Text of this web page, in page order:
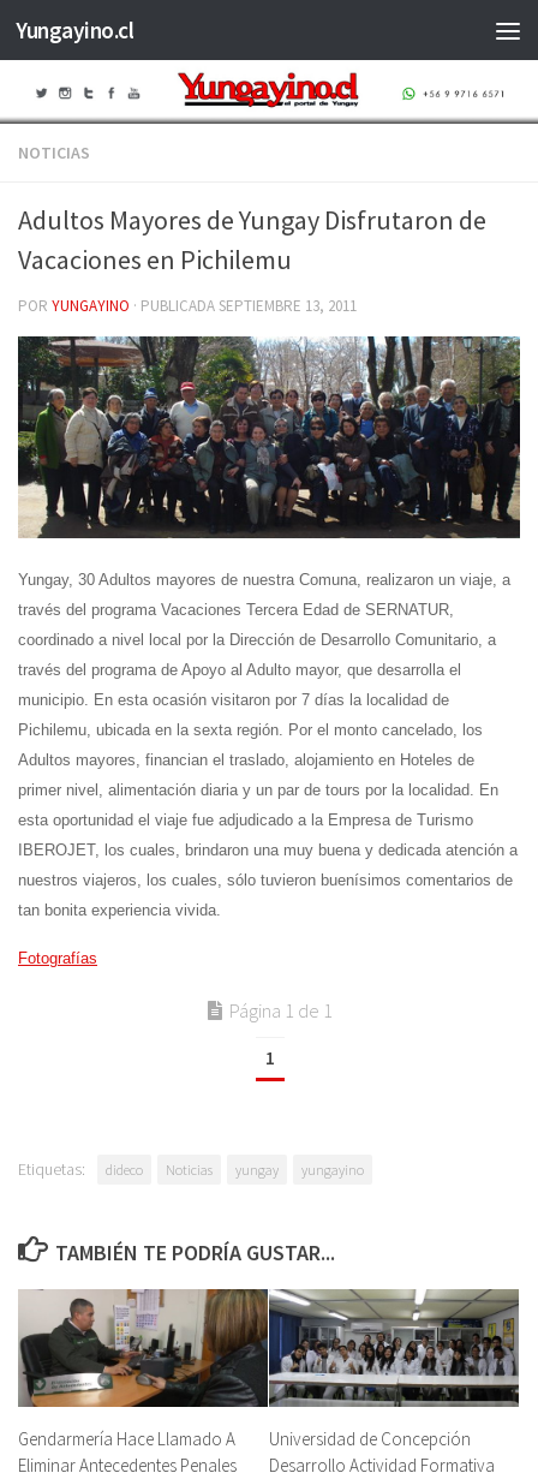
Saltar al contenido
Yungayino.cl
NOTICIAS
Adultos Mayores de Yungay Disfrutaron de
Vacaciones en Pichilemu
POR YUNGAYINO · PUBLICADASEPTIEMBRE 13, 2011
Yungay, 30 Adultos mayores de nuestra Comuna, realizaron un viaje, a
través del programa Vacaciones Tercera Edad de SERNATUR,
coordinado a nivel local por la Dirección de Desarrollo Comunitario, a
través del programa de Apoyo al Adulto mayor, que desarrolla el
municipio. En esta ocasión visitaron por 7 días la localidad de
Pichilemu, ubicada en la sexta región. Por el monto cancelado, los
Adultos mayores, financian el traslado, alojamiento en Hoteles de
primer nivel, alimentación diaria y un par de tours por la localidad. En
esta oportunidad el viaje fue adjudicado a la Empresa de Turismo
IBEROJET, los cuales, brindaron una muy buena y dedicada atención a
nuestros viajeros, los cuales, sólo tuvieron buenísimos comentarios de
tan bonita experiencia vivida.
Fotografías
Página 1 de 1
1
Etiquetas: dideco Noticias yungay yungayino
TAMBIÉN TE PODRÍA GUSTAR...
Gendarmería Hace Llamado A
Eliminar Antecedentes Penales
Universidad de Concepción
Desarrollo Actividad Formativa